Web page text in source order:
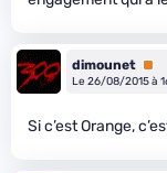
dimounet
Le 26/08/2015 à
Si c’est Orange,